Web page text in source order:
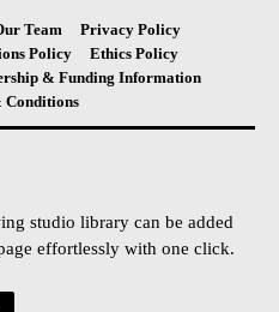
Team
Privacy Policy
Policy
Ethics Policy
& Funding Information
Conditions
studio library can be added
effortlessly with one click.